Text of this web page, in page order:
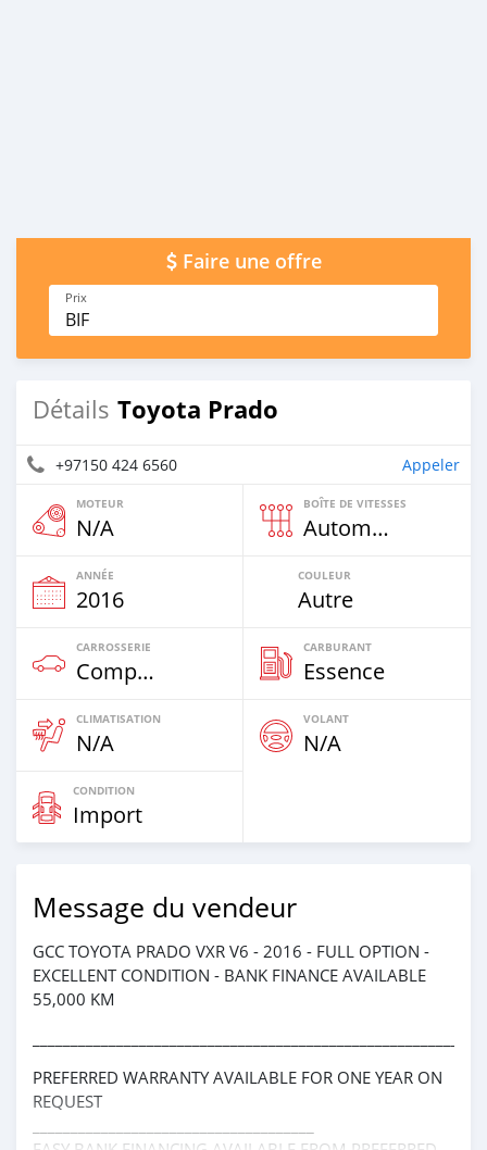
Faire une offre
Prix
BIF
Détails Toyota Prado
+97150 424 6560 Appeler
MOTEUR
N/A
BOÎTE DE VITESSES
Automatique
ANNÉE
2016
COULEUR
Autre
CARROSSERIE
Compacte
CARBURANT
Essence
CLIMATISATION
N/A
VOLANT
N/A
CONDITION
Import
Message du vendeur
GCC TOYOTA PRADO VXR V6 - 2016 - FULL OPTION -
EXCELLENT CONDITION - BANK FINANCE AVAILABLE
55,000 KM
PREFERRED WARRANTY AVAILABLE FOR ONE YEAR ON
REQUEST